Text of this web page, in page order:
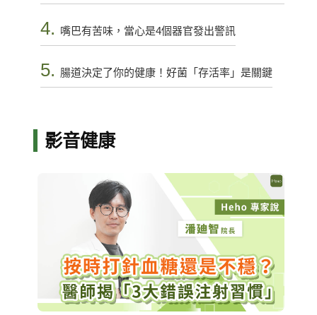
4. 嘴巴有苦味，當心是4個器官發出警訊
5. 腸道決定了你的健康！好菌「存活率」是關鍵
影音健康